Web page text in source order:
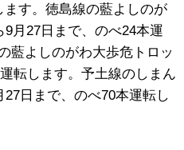
す。徳島線の藍よしのが
月27日まで、のべ24本運
藍よしのがわ大歩危トロッ
転します。予土線のしまん
27日まで、のべ70本運転し